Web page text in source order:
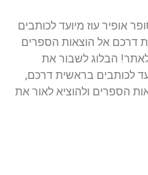
אופיר עוז מיועד לכותבים
דרכם אל הוצאות הספרים
הבלוג לשבור את
לכותבים בראשית דרכם,
הספרים ולהוציא לאור את